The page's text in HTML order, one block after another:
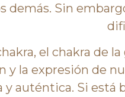
demás. Sin
el chakra de
y la expresión de
y auténtica. Si